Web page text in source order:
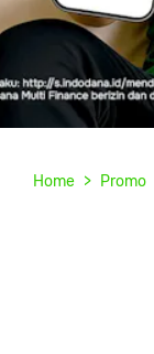
Home Promo